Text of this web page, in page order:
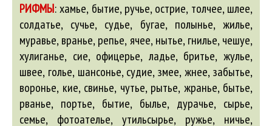
РИФМЫ:хамье, бытие, ручье, острие, толчее, шлее,
солдатье, сучье, судье, бугае, полынье, жилье,
муравье, вранье, репье, ячее, нытье, гнилье, чешуе,
хулиганье, сие, офицерье, ладье, бритье, жулье,
швее, голье, шансонье, судие, змее, жнее, забытье,
воронье, кие, свинье, чутье, рытье, жранье, бытье,
рванье, портье, бытие, былье, дурачье, сырье,
семье, фотоателье, утильсырье, ружье, ничье,